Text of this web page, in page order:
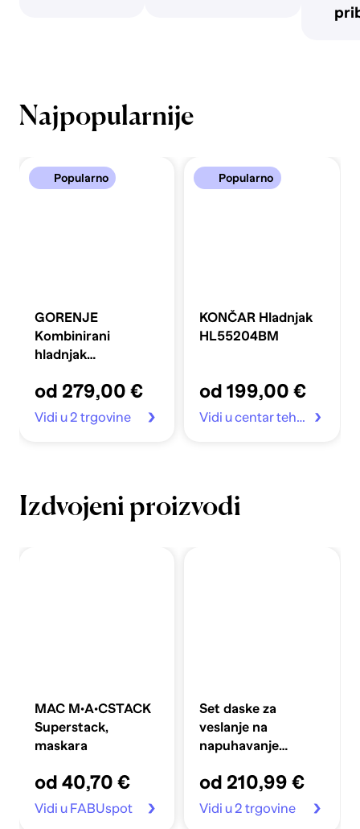
Najpopularnije
Popularno
GORENJE
Kombinirani
hladnjak
od 279,00 €
Vidi u 2 trgovine
Popularno
KONČAR Hladnjak
HL55204BM
od 199,00 €
Vidi u centar tehnike
Izdvojeni proizvodi
MAC M·A·CSTACK
Superstack,
maskara
od 40,70 €
Vidi u FABUspot
Set daske za
veslanje na
napuhavanje
plavi
od 210,99 €
Vidi u 2 trgovine